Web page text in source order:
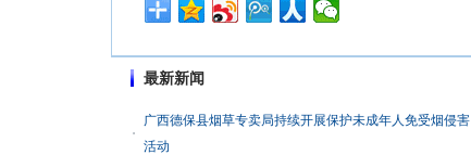
最新新闻
广西德保县烟草专卖局持续开展保护未成年人免受烟侵害
活动